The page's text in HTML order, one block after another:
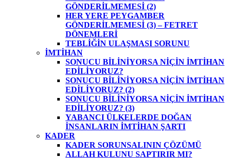
GÖNDERİLMEMESİ (2)
HER YERE PEYGAMBER
GÖNDERİLMEMESİ (3) – FETRET
DÖNEMLERİ
TEBLİĞİN ULAŞMASI SORUNU
İMTİHAN
SONUCU BİLİNİYORSA NİÇİN İMTİHAN
EDİLİYORUZ?
SONUCU BİLİNİYORSA NİÇİN İMTİHAN
EDİLİYORUZ? (2)
SONUCU BİLİNİYORSA NİÇİN İMTİHAN
EDİLİYORUZ? (3)
YABANCI ÜLKELERDE DOĞAN
İNSANLARIN İMTİHAN ŞARTI
KADER
KADER SORUNSALININ ÇÖZÜMÜ
ALLAH KULUNU SAPTIRIR MI?